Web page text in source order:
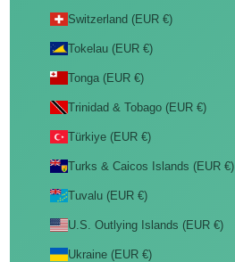
Switzerland (EUR €)
Tokelau (EUR €)
Tonga (EUR €)
Trinidad & Tobago (EUR €)
Türkiye (EUR €)
Turks & Caicos Islands (EUR €)
Tuvalu (EUR €)
U.S. Outlying Islands (EUR €)
Ukraine (EUR €)